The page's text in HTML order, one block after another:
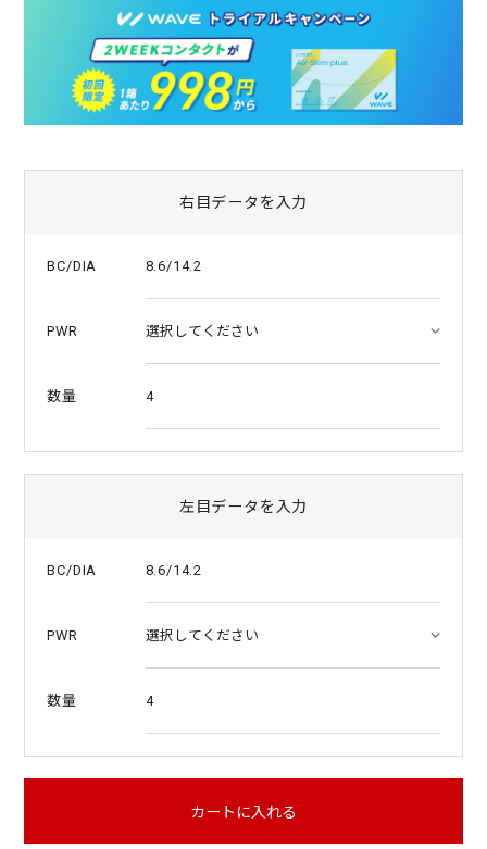
a
t
i
n
g
右目データを入力
BC/DIA 8.6/14.2
PWR
数量 4
左目データを入力
BC/DIA 8.6/14.2
PWR
数量 4
カートに入れる